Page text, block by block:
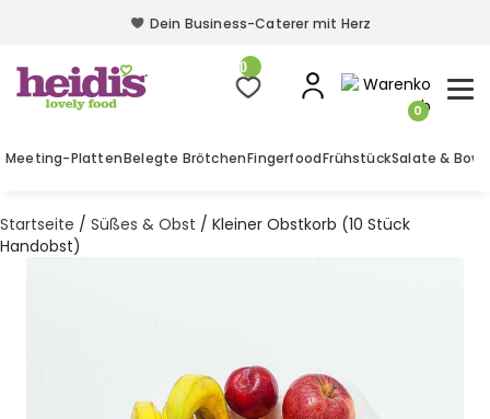
Dein Business-Caterer mit Herz
Dein Business-Caterer mit Herz
0
0
Meeting-PlattenBelegte BrötchenFingerfoodFrühstückSalate &
Startseite / Süßes & Obst / Kleiner Obstkorb (10 Stück
Handobst)